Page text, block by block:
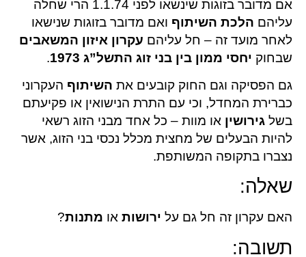
אם מדובר בזוגות שינשאו לפני 1.1.74 הרי שחלה
עליהם הלכת השיתוף ואם מדובר בזוגות שנישאו
לאחר מועד זה – חל עליהם עקרון איזון המשאבים
שבחוק יחסי ממון בין בני זוג התשל”ג 1973
.
גם הפסיקה וגם החוק קובעים את השיתוף העקרוני
כברירת המחדל, וכי עם התרת הנישואין או פקיעתם
בשל גירושין או מוות – כל אחד מבני הזוג רשאי
להיות הבעלים של מחצית מכלל נכסי בני הזוג, אשר
נצברו בתקופה המשותפת.
שאלה:
האם עקרון זה חל גם על ירושות או מתנות?
תשובה: